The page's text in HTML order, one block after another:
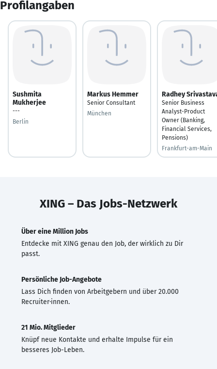
Profilangaben
Sushmita
Mukherjee
---
Berlin
Markus Hemmer
Senior Consultant
München
Radhey
Senior Business
Analyst-Product
Owner (Banking,
Financial Services,
Pensions)
Frankfurt-am-Main
XING – Das Jobs-Netzwerk
Über eine Million Jobs
Entdecke mit XING genau den Job, der wirklich zu Dir
passt.
Persönliche Job-Angebote
Lass Dich finden von Arbeitgebern und über 20.000
Recruiter·innen.
21 Mio. Mitglieder
Knüpf neue Kontakte und erhalte Impulse für ein
besseres Job-Leben.